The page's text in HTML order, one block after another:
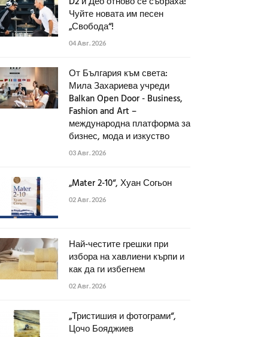
Чуйте новата им песен
„Свобода“!
04 Авг. 2026
От България към света:
Мила Захариева учреди
Balkan Open Door - Business,
Fashion and Art –
международна платформа за
бизнес, мода и изкуство
03 Авг. 2026
„Mater 2-10“, Хуан Согьон
02 Авг. 2026
Най-честите грешки при
избора на хавлиени кърпи и
как да ги избегнем
02 Авг. 2026
„Тристишия и фотограми“,
Цочо Бояджиев